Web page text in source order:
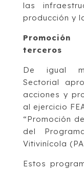
las
producción y
terceros
De igual
Sectorial
acciones y
al ejercicio
“Promoción
del
Vitivinícola
Estos